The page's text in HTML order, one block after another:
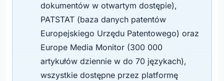
dokumentów w otwartym dostępie),
PATSTAT (baza danych patentów
Europejskiego Urzędu Patentowego) oraz
Europe Media Monitor (300 000
artykułów dziennie w do 70 językach),
wszystkie dostępne przez platformę